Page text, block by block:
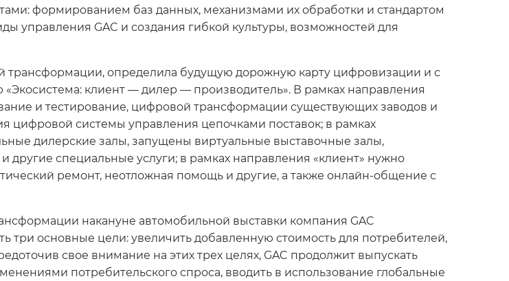
формированием баз данных, механизмами их обработки и стандартом
управления GAC и создания гибкой культуры, возможностей для
трансформации, определила будущую дорожную карту цифровизации и с
клиент — дилер — производитель». В рамках направления
и тестирование, цифровой трансформации существующих заводов и
цифровой системы управления цепочками поставок; в рамках
дилерские залы, запущены виртуальные выставочные залы,
другие специальные услуги; в рамках направления «клиент» нужно
ремонт, неотложная помощь и другие, а также онлайн-общение с
накануне автомобильной выставки компания GAC
три основные цели: увеличить добавленную стоимость для потребителей,
свое внимание на этих трех целях, GAC продолжит выпускать
потребительского спроса, вводить в использование глобальные